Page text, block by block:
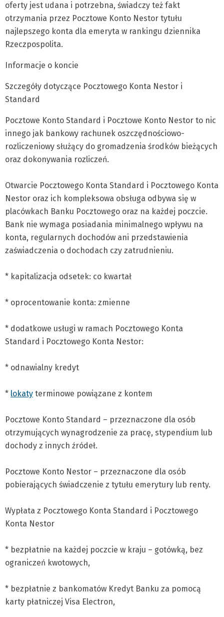
oferty jest udana i potrzebna, świadczy też fakt
otrzymania przez Pocztowe Konto Nestor tytułu
najlepszego konta dla emeryta w rankingu dziennika
Rzeczpospolita.
Informacje o koncie
Szczegóły dotyczące Pocztowego Konta Nestor i
Standard
Pocztowe Konto Standard i Pocztowe Konto Nestor to nic
innego jak bankowy rachunek oszczędnościowo-
rozliczeniowy służący do gromadzenia środków bieżących
oraz dokonywania rozliczeń.
Otwarcie Pocztowego Konta Standard i Pocztowego Konta
Nestor oraz ich kompleksowa obsługa odbywa się w
placówkach Banku Pocztowego oraz na każdej poczcie.
Bank nie wymaga posiadania minimalnego wpływu na
konta, regularnych dochodów ani przedstawienia
zaświadczenia o dochodach czy zatrudnieniu.
* kapitalizacja odsetek: co kwartał
* oprocentowanie konta: zmienne
* dodatkowe usługi w ramach Pocztowego Konta
Standard i Pocztowego Konta Nestor:
* odnawialny kredyt
* lokaty terminowe powiązane z kontem
Pocztowe Konto Standard – przeznaczone dla osób
otrzymujących wynagrodzenie za pracę, stypendium lub
dochody z innych źródeł.
Pocztowe Konto Nestor – przeznaczone dla osób
pobierających świadczenie z tytułu emerytury lub renty.
Wypłata z Pocztowego Konta Standard i Pocztowego
Konta Nestor
* bezpłatnie na każdej poczcie w kraju – gotówką, bez
ograniczeń kwotowych,
* bezpłatnie z bankomatów Kredyt Banku za pomocą
karty płatniczej Visa Electron,